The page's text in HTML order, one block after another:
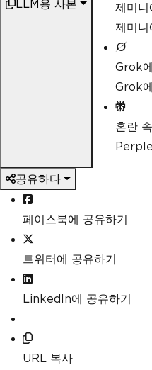
LLM용 사본
제미니
제미
Grok
Grok
혼란
공유하다
페이스북에 공유하기
트위터에 공유하기
LinkedIn에 공유하기
URL 복사